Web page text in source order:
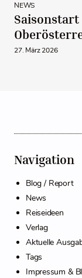
NEWS
27. März 2026
Navigation
Blog / Report
News
Reiseideen
Verlag
Aktuelle
Tags
Impressum &